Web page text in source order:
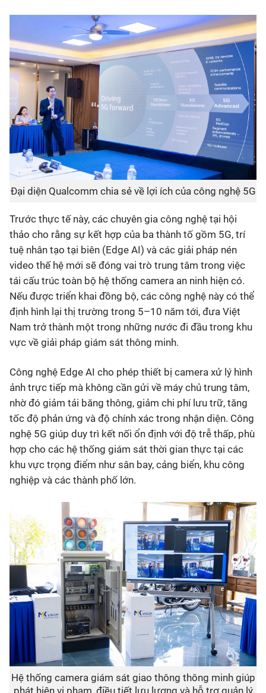
Đại diện Qualcomm chia sẻ về lợi ích của công nghệ 5G
Trước thực tế này, các chuyên gia công nghệ tại hội
thảo cho rằng sự kết hợp của ba thành tố gồm 5G, trí
tuệ nhân tạo tại biên (Edge AI) và các giải pháp nén
video thế hệ mới sẽ đóng vai trò trung tâm trong việc
tái cấu trúc toàn bộ hệ thống camera an ninh hiện có.
Nếu được triển khai đồng bộ, các công nghệ này có thể
định hình lại thị trường trong 5–10 năm tới, đưa Việt
Nam trở thành một trong những nước đi đầu trong khu
vực về giải pháp giám sát thông minh.
Công nghệ Edge AI cho phép thiết bị camera xử lý hình
ảnh trực tiếp mà không cần gửi về máy chủ trung tâm,
nhờ đó giảm tải băng thông, giảm chi phí lưu trữ, tăng
tốc độ phản ứng và độ chính xác trong nhận diện. Công
nghệ 5G giúp duy trì kết nối ổn định với độ trễ thấp, phù
hợp cho các hệ thống giám sát thời gian thực tại các
khu vực trọng điểm như sân bay, cảng biển, khu công
nghiệp và các thành phố lớn.
Hệ thống camera giám sát giao thông thông minh giúp